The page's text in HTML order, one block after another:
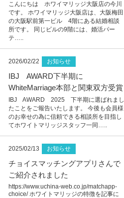
こんにちは ホワイマリッジ大阪店の今川
です。 ホワイマリッジ大阪店は、大阪梅田
の大阪駅前第一ビル 4階にある結婚相談
所です。 同じビルの9階には、婚活パー
テ…..
2026/02/22 お知らせ
IBJ AWARD下半期に
WhiteMarriage本部と関東双方受賞
IBJ AWARD 2025 下半期に選ばれまし
たことをご報告いたします。 今後も会員様
のお幸せの為に信頼できる相談所を目指し
てホワイトマリッジスタッフ一同…..
2025/02/13 お知らせ
チョイスマッチングアプリさんで
ご紹介されました
https://www.uchina-web.co.jp/matchapp-
choice/ ホワイトマリッジの特徴を記事に